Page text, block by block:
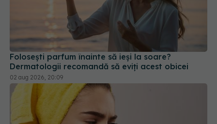
Folosești parfum înainte să ieși la soare?
Dermatologii recomandă să eviți acest obicei
02 aug 2026, 20:09